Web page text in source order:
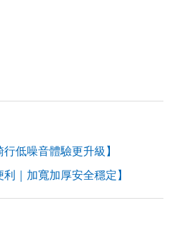
低噪音體驗更升級】
｜加寬加厚安全穩定】